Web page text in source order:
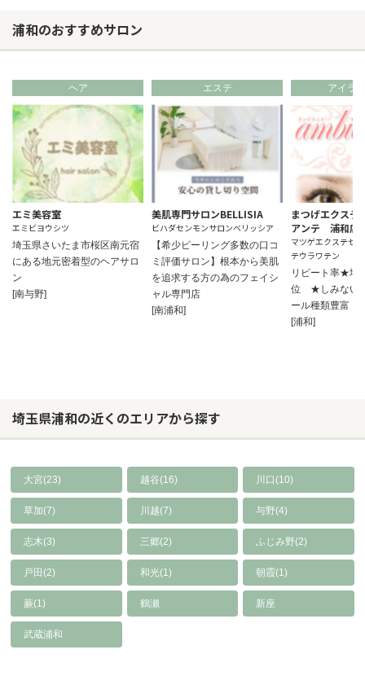
浦和のおすすめサロン
ヘア
エミ美容室
エミビヨウシツ
埼玉県さいたま市桜区南元宿
にある地元密着型のヘアサロ
ン
[南与野]
エステ
美肌専門サロンBELLISIA
ビハダセンモンサロンベリッシア
【希少ピーリング多数の口コ
ミ評価サロン】根本から美肌
を追求する方の為のフェイシ
ャル専門店
[南浦和]
アイラ
まつげエクス
アンテ 浦和店
マツゲエクステセ
テウラワテン
リピート率★埼
位 ★しみない
ール種類豊富
[浦和]
埼玉県浦和の近くのエリアから探す
大宮(23) 越谷(16) 川口(10)
草加(7) 川越(7) 与野(4)
志木(3) 三郷(2) ふじみ野(2)
戸田(2) 和光(1) 朝霞(1)
蕨(1) 鶴瀬 新座
武蔵浦和